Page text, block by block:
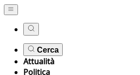
Cerca
Attualità
Politica